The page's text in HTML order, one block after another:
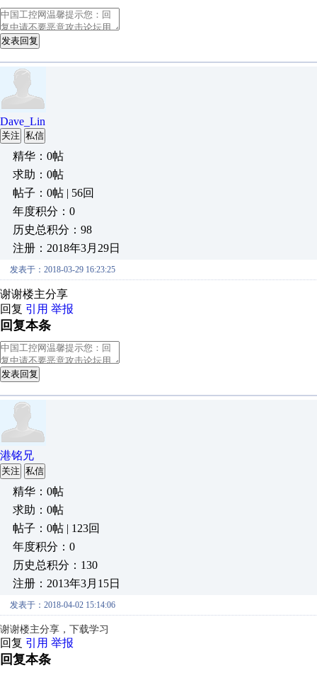
发表回复
Dave_Lin
关注 私信
精华：0帖
求助：0帖
帖子：0帖 | 56回
年度积分：0
历史总积分：98
注册：2018年3月29日
发表于：2018-03-29 16:23:25
谢谢楼主分享
回复 引用 举报
回复本条
发表回复
港铭兄
关注 私信
精华：0帖
求助：0帖
帖子：0帖 | 123回
年度积分：0
历史总积分：130
注册：2013年3月15日
发表于：2018-04-02 15:14:06
谢谢楼主分享，下载学习
回复 引用 举报
回复本条